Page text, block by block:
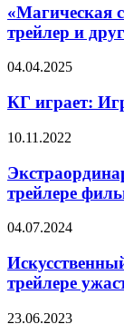
в
трейлере
Святой
безгранична»
—
и
подробности
сезона
«Магическая
трейлер и
КГ
Игровой
коллаж
№
153
и
154
04.04.2025
КГ играет:
Экстраординарная
Уитни
Хьюстон
в
фильма
хочу
танцевать
кем-
10.11.2022
трейлере
Искусственный
сходит
с
ума
трейлере
04.07.2024
трейлере
Геймеры
23.06.2023